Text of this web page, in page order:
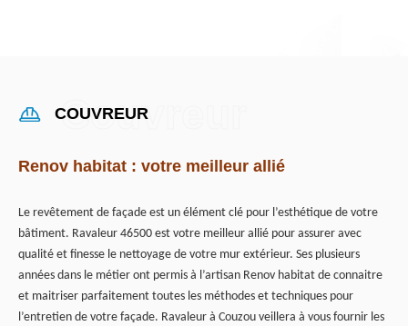
COUVREUR
Renov habitat : votre meilleur allié
Le revêtement de façade est un élément clé pour l’esthétique de votre
bâtiment. Ravaleur 46500 est votre meilleur allié pour assurer avec
qualité et finesse le nettoyage de votre mur extérieur. Ses plusieurs
années dans le métier ont permis à l’artisan Renov habitat de connaitre
et maitriser parfaitement toutes les méthodes et techniques pour
l’entretien de votre façade. Ravaleur à Couzou veillera à vous fournir les